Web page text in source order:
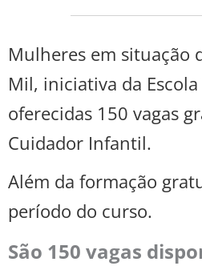
Mulheres em situação
Mil, iniciativa da Escola
oferecidas 150 vagas
Cuidador Infantil.
Além da formação
período do curso.
São 150 vagas